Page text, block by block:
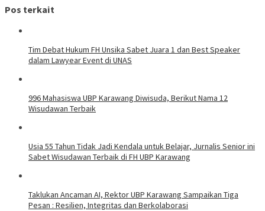
Pos terkait
Tim Debat Hukum FH Unsika Sabet Juara 1 dan Best Speaker
dalam Lawyear Event di UNAS
996 Mahasiswa UBP Karawang Diwisuda, Berikut Nama 12
Wisudawan Terbaik
Usia 55 Tahun Tidak Jadi Kendala untuk Belajar, Jurnalis Senior ini
Sabet Wisudawan Terbaik di FH UBP Karawang
Taklukan Ancaman AI, Rektor UBP Karawang Sampaikan Tiga
Pesan : Resilien, Integritas dan Berkolaborasi